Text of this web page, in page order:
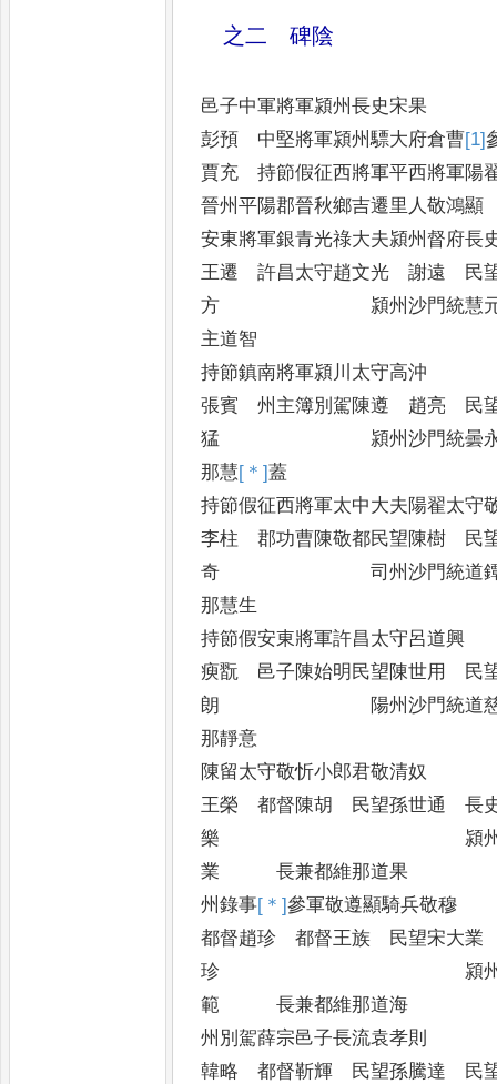
之二 碑陰
邑子中軍將軍潁州長
彭預 中堅將軍潁州驃大府倉曹[1]
賈充 持節假征西將軍平西將軍陽
晉州平陽郡晉秋鄉吉遷里人敬鴻顯
安東將軍銀青光祿大夫潁州督府
王遷 許昌太守趙文光 謝遠 民
方 潁州沙門統慧元
主道智
持節鎮南將軍潁川太
張賓 州主簿別駕陳遵 趙亮 民
猛 潁州沙門統曇永
那慧[＊]蓋
持節假征西將軍太中大夫陽翟
李柱 郡功曹陳敬都民望陳樹 民
奇 司州沙門統道鐔
那慧生
持節假安東將軍許昌太
瘐翫 邑子陳始明民望陳世用 民
朗 陽州沙門統道慈
那靜意
陳留太守敬忻小郎君
王榮 都督陳胡 民望孫世通 長
樂 潁州沙門
業 長兼都維那道果
州錄事[＊]參軍敬遵顯
都督趙珍 都督王族 民望宋大業
珍 潁州沙門
範 長兼都維那道海
州別駕薛宗邑子長流
韓略 都督靳輝 民望孫騰達 民